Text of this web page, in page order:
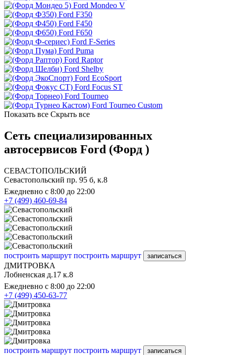
Ford Mondeo V
Ford F350
Ford F450
Ford F650
Ford F-Series
Ford Puma
Ford Raptor
Ford Shelby
Ford EcoSport
Ford Focus ST
Ford Tourneo
Ford Tourneo Custom
Показать все Скрыть все
Сеть специализированных
автосервисов Ford (Форд )
СЕВАСТОПОЛЬСКИЙ
Севастопольский пр. 95 б, к.8
Ежедневно с 8:00 до 22:00
+7 (499) 460-69-84
построить маршрут построить маршрут записаться
ДМИТРОВКА
Лобненская д.17 к.8
Ежедневно с 8:00 до 22:00
+7 (499) 450-63-77
построить маршрут построить маршрут записаться